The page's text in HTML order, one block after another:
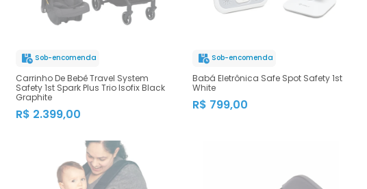
Sob-encomenda
Carrinho De Bebê Travel System
Safety 1st Spark Plus Trio Isofix Black
Graphite
R$ 2.399,00
Sob-encomenda
Babá Eletrônica Safe Spot Safety 1st
White
R$ 799,00